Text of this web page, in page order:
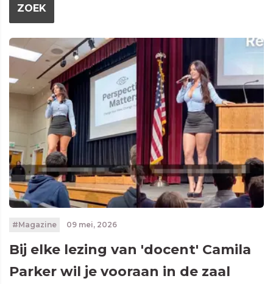
ZOEK
#Magazine 09 mei, 2026
Bij elke lezing van 'docent' Camila
Parker wil je vooraan in de zaal